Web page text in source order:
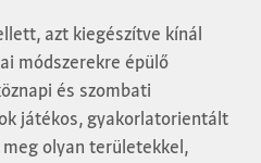
azt kiegészítve kínál
módszerekre épülő
és szombati
játékos, gyakorlatorientált
olyan területekkel,